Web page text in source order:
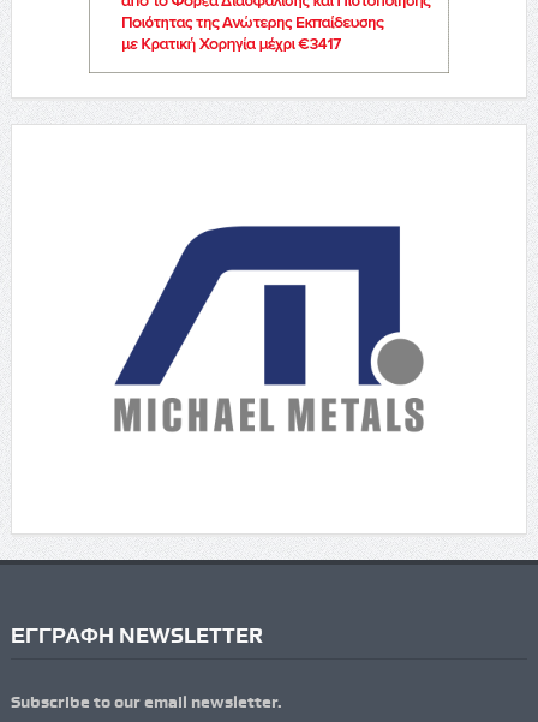
ΕΓΓΡΑΦΗ NEWSLETTER
Subscribe to our email newsletter.